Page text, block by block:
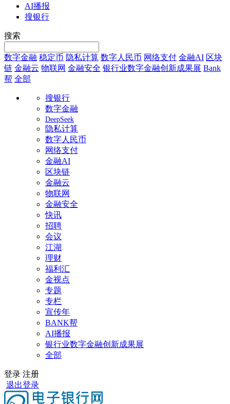
AI播报
搜银行
搜索
数字金融 稳定币 隐私计算 数字人民币 网络支付 金融AI 区块
链 金融云 物联网 金融安全 银行业数字金融创新成果展 Bank
帮 全部
搜银行
数字金融
DeepSeek
隐私计算
数字人民币
网络支付
金融AI
区块链
金融云
物联网
金融安全
快讯
招聘
会议
江湖
理财
福利汇
金视点
专题
专栏
宣传年
BANK帮
AI播报
银行业数字金融创新成果展
全部
登录 注册
退出登录